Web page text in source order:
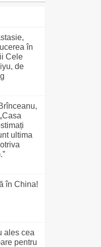
în
Cele
de
ultima
în China!
ales cea
pentru